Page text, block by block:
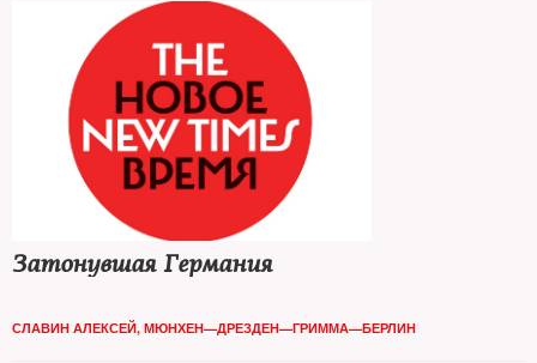
Затонувшая Германия
СЛАВИН АЛЕКСЕЙ, МЮНХЕН—ДРЕЗДЕН—ГРИММА—БЕРЛИН